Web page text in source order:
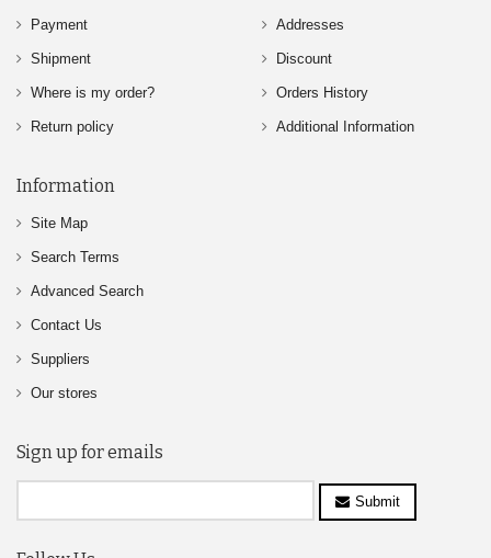
Payment
Shipment
Where is my order?
Return policy
Addresses
Discount
Orders History
Additional Information
Information
Site Map
Search Terms
Advanced Search
Contact Us
Suppliers
Our stores
Sign up for emails
Submit